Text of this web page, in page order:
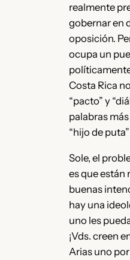
realmente
gobernar en
oposición.
ocupa un
Costa Rica
“pacto” y
palabras
“hijo de
Sole, el
es que están
buenas
hay una
uno les
¡Vds. creen
Arias uno